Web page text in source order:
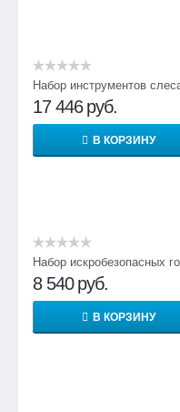
Набор инструментов
17 446 руб.
В КОРЗИНУ
Набор искробезопасных
8 540 руб.
В КОРЗИНУ